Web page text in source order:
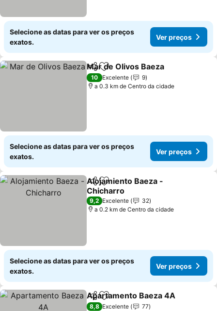
Selecione as datas para ver os preços
exatos.
Ver preços
PartilharAdicionar aos favoritos
Mar de Olivos Baeza
10 Excelente
9
a 0.3 km de Centro da cidade
Selecione as datas para ver os preços
exatos.
Ver preços
PartilharAdicionar aos favoritos
Alojamiento Baeza -
Chicharro
9,2 Excelente
32
a 0.2 km de Centro da cidade
Selecione as datas para ver os preços
exatos.
Ver preços
PartilharAdicionar aos favoritos
Apartamento Baeza 4A
8,8 Excelente
77